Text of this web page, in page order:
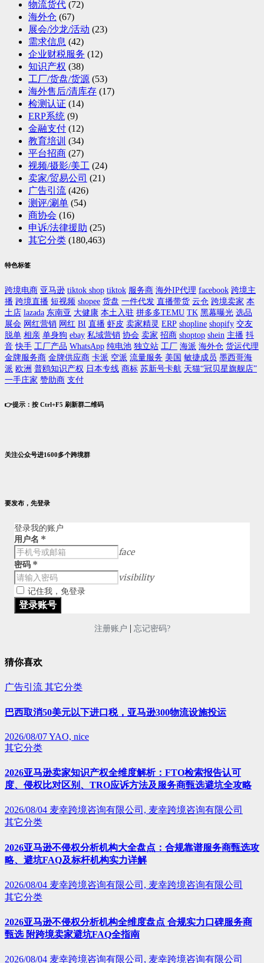
物流货代 (72)
海外仓 (67)
展会/沙龙/活动 (23)
需求信息 (42)
企业财税服务 (12)
知识产权 (38)
工厂/货盘/货源 (53)
海外售后/清库存 (17)
检测认证 (14)
ERP系统 (9)
金融支付 (12)
教育培训 (34)
平台招商 (27)
视频/摄影/美工 (24)
卖家/贸易公司 (21)
广告引流 (426)
测评/涮单 (54)
商协会 (16)
申诉/法律援助 (25)
其它分类 (180,463)
特色标签
跨境电商 亚马逊 tiktok shop tiktok 服务商 海外IP代理 facebook 跨境主
播 跨境直播 短视频 shopee 货盘 一件代发 直播带货 云仓 跨境卖家 本
土店 lazada 东南亚 大健康 本土入驻 拼多多TEMU TK 黑幕曝光 选品
展会 网红营销 网红 BI 直播 虾皮 卖家精灵 ERP shopline shopify 交友
脱单 相亲 单身狗 ebay 私域营销 协会 卖家 招商 shoptop shein 主播 抖
音 快手 工厂产品 WhatsApp 纯电池 独立站 工厂 海派 海外仓 货运代理
金牌服务商 金牌供应商 卡派 空派 流量服务 美国 敏捷成员 墨西哥海
派 欧洲 普鸥知识产权 日本专线 商标 苏新号卡航 天猫“冠贝星旗舰店”
一手庄家 赞助商 支付
👉提示：按 Ctrl+F5 刷新群二维码
关注公众号进1600多个跨境群
要发布，先登录
登录我的账户
用户名 *
face
密码 *
visibility
记住我，免登录
注册账户 | 忘记密码?
猜你喜欢
广告引流 其它分类
巴西取消50美元以下进口税，亚马逊300物流设施投运
2026/08/07YAO, nice
其它分类
2026亚马逊卖家知识产权全维度解析：FTO检索报告认可
度、侵权比对区别、TRO应诉方法及服务商甄选避坑全攻略
2026/08/04 麦幸跨境咨询有限公司, 麦幸跨境咨询有限公司
其它分类
2026亚马逊不侵权分析机构大全盘点：合规靠谱服务商甄选攻
略、避坑FAQ及标杆机构实力详解
2026/08/04 麦幸跨境咨询有限公司, 麦幸跨境咨询有限公司
其它分类
2026亚马逊不侵权分析机构全维度盘点 合规实力口碑服务商
甄选 附跨境卖家避坑FAQ全指南
2026/08/04 麦幸跨境咨询有限公司, 麦幸跨境咨询有限公司